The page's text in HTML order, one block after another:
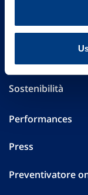
Investor
Altre informazioni
Sostenibilità
Performances
Press
Preventivatore